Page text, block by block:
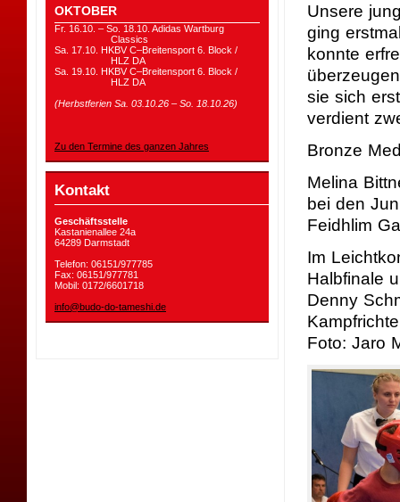
OKTOBER
Fr. 16.10. – So. 18.10. Adidas Wartburg
Classics
Sa. 17.10. HKBV C–Breitensport 6. Block /
HLZ DA
Sa. 19.10. HKBV C–Breitensport 6. Block /
HLZ DA
(Herbstferien Sa. 03.10.26 – So. 18.10.26)
Zu den Termine des ganzen Jahres
Kontakt
Geschäftsstelle
Kastanienallee 24a
64289 Darmstadt
Telefon: 06151/977785
Fax: 06151/977781
Mobil: 0172/6601718
info@budo-do-tameshi.de
Unsere
ging
konnte
sie sich
verdient
Bronze
Melina
bei den
Feidhlim
Im
Halbfinale
Denny
Foto: Jaro